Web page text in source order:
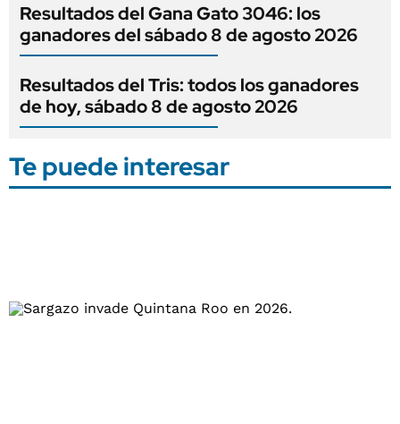
Resultados del Gana Gato 3046: los
ganadores del sábado 8 de agosto 2026
Resultados del Tris: todos los ganadores
de hoy, sábado 8 de agosto 2026
Te puede interesar